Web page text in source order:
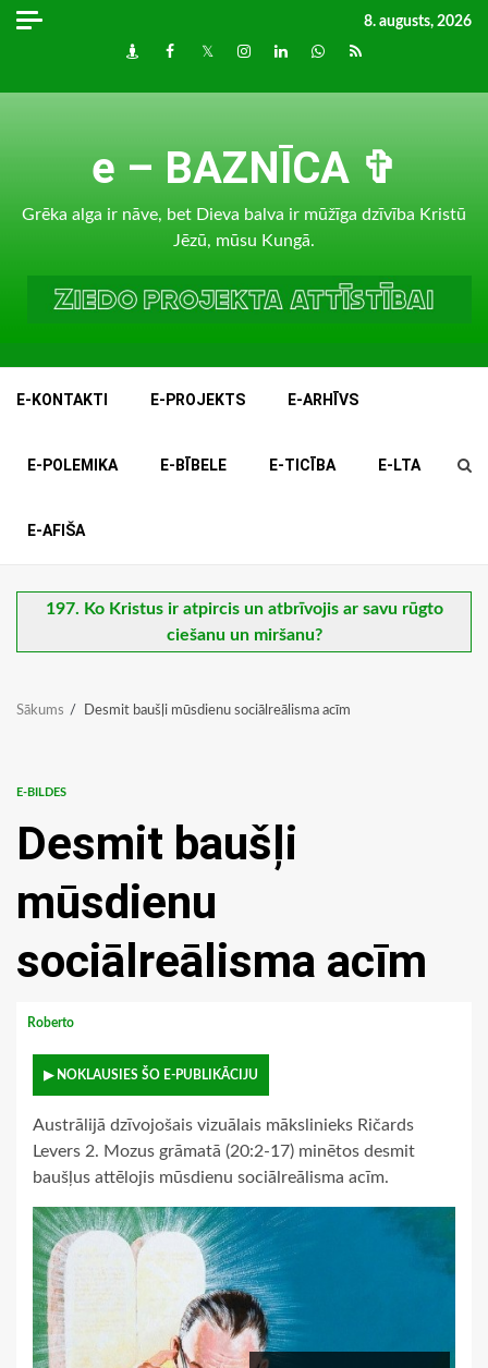
Skip
8. augusts, 2026
DraugiemFacebook
TwitterInstagram
LinkedInwhatsapp
RSS
e – BAZNĪCA ✞
Grēka alga ir nāve, bet Dieva balva ir mūžīga dzīvība Kristū
Jēzū, mūsu Kungā.
E-KONTAKTI E-PROJEKTS E-ARHĪVS
E-POLEMIKA E-BĪBELE E-TICĪBA E-LTA
E-AFIŠA
197. Ko Kristus ir atpircis un atbrīvojis ar savu rūgto
ciešanu un miršanu?
Sākums Desmit baušļi mūsdienu sociālreālisma acīm
E-BILDES
Desmit baušļi
mūsdienu
sociālreālisma acīm
Roberto
▶ NOKLAUSIES ŠO E-PUBLIKĀCIJU
Austrālijā dzīvojošais vizuālais mākslinieks Ričards
Levers 2. Mozus grāmatā (20:2-17) minētos desmit
baušļus attēlojis mūsdienu sociālreālisma acīm.